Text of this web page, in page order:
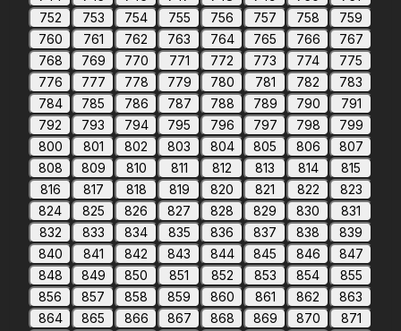
752
753 754 755 756 757 758
759
760
761 762 763 764 765 766
767
768
769 770 771 772 773 774
775
776
777 778 779 780 781 782
783
784
785 786 787 788 789 790
791
792
793 794 795 796 797 798
799
800
801 802 803 804 805 806
807
808
809 810 811 812 813 814
815
816
817 818 819 820 821 822
823
824
825 826 827 828 829 830
831
832
833 834 835 836 837 838
839
840
841 842 843 844 845 846
847
848
849 850 851 852 853 854
855
856
857 858 859 860 861 862
863
864
865 866 867 868 869 870
871